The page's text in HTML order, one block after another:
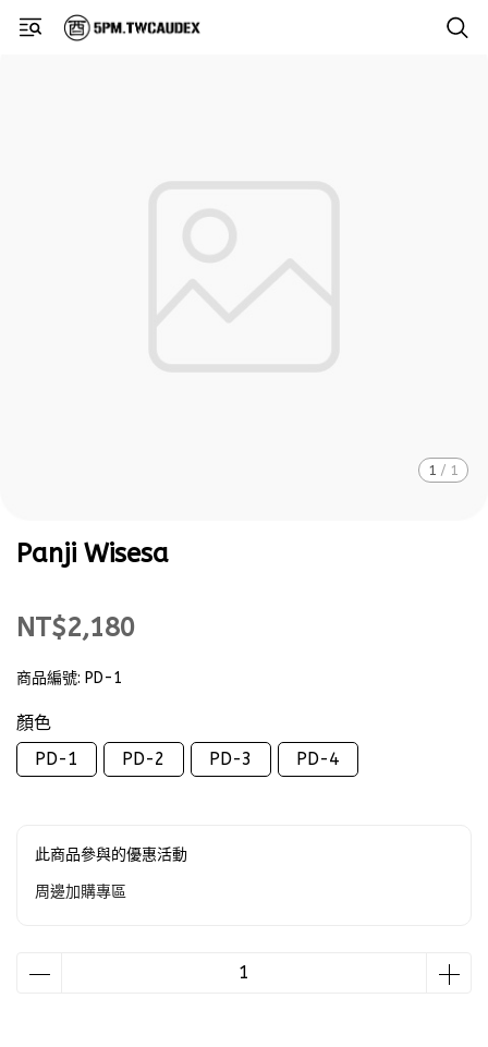
1 / 1
Panji Wisesa
NT$2,180
商品編號: PD-1
顏色
PD-1
PD-2 PD-3 PD-4
此商品參與的優惠活動
周邊加購專區